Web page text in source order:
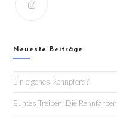
Neueste Beiträge
Ein eigenes Rennpferd?
Buntes Treiben: Die Rennfarben